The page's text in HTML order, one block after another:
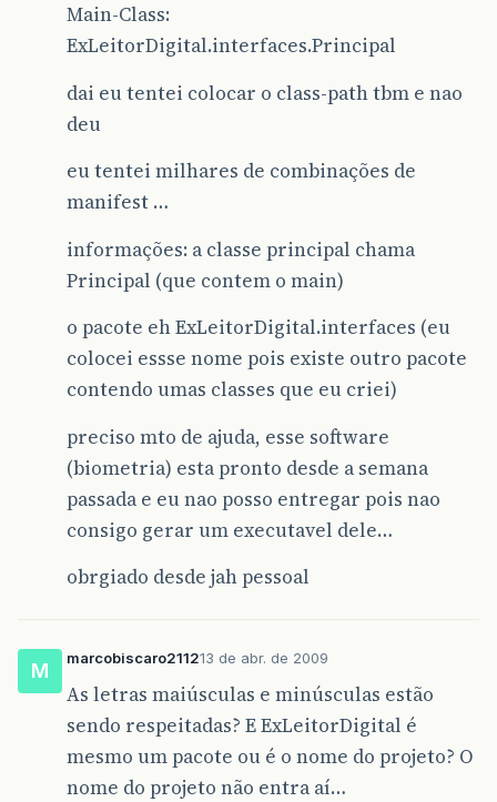
Main-Class:
ExLeitorDigital.interfaces.Principal
dai eu tentei colocar o class-path tbm e nao
deu
eu tentei milhares de combinações de
manifest …
informações: a classe principal chama
Principal (que contem o main)
o pacote eh ExLeitorDigital.interfaces (eu
colocei essse nome pois existe outro pacote
contendo umas classes que eu criei)
preciso mto de ajuda, esse software
(biometria) esta pronto desde a semana
passada e eu nao posso entregar pois nao
consigo gerar um executavel dele…
obrgiado desde jah pessoal
M
marcobiscaro211213 de abr. de 2009
As letras maiúsculas e minúsculas estão
sendo respeitadas? E ExLeitorDigital é
mesmo um pacote ou é o nome do projeto? O
nome do projeto não entra aí…